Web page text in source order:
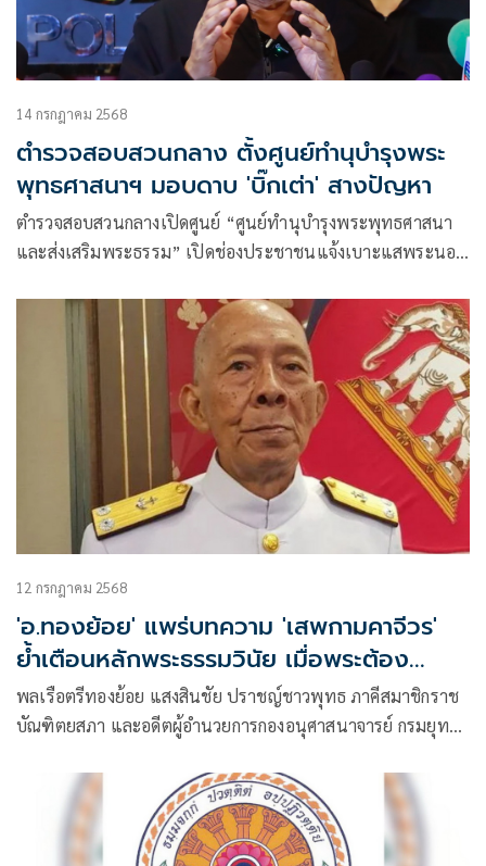
14 กรกฎาคม 2568
ตำรวจสอบสวนกลาง ตั้งศูนย์ทำนุบำรุงพระ
พุทธศาสนาฯ มอบดาบ 'บิ๊กเต่า' สางปัญหา
ตำรวจสอบสวนกลางเปิดศูนย์ “ศูนย์ทำนุบำรุงพระพุทธศาสนา
และส่งเสริมพระธรรม” เปิดช่องประชาชนแจ้งเบาะแสพระนอก
12 กรกฎาคม 2568
'อ.ทองย้อย' แพร่บทความ 'เสพกามคาจีวร'
ย้ำเตือนหลักพระธรรมวินัย เมื่อพระต้อง
ปาราชิก
พลเรือตรีทองย้อย แสงสินชัย ปราชญ์ชาวพุทธ ภาคีสมาชิกราช
บัณฑิตยสภา และอดีตผู้อำนวยการกองอนุศาสนาจารย์ กรมยุทธ
เรื่อง “เสพกามคาจีวร” ผ่านทางเฟซบุ๊กมีเนื้อหาดังนี้